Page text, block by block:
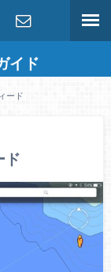
イド
お問合せ
ード
ド